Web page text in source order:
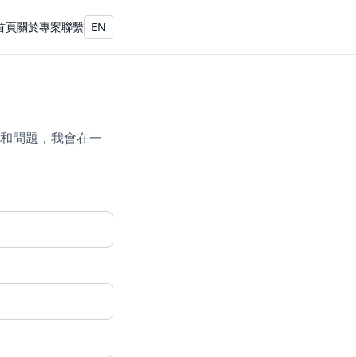
頁關於專案聯繫 EN
問題，我會在一